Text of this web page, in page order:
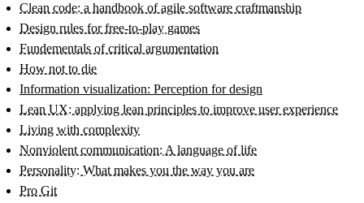
Clean code: a handbook of agile software craftmanship
Design rules for free-to-play games
Fundementals of critical argumentation
How not to die
Information visualization: Perception for design
Lean UX: applying lean principles to improve user experience
Living with complexity
Nonviolent communication: A language of life
Personality: What makes you the way you are
Pro Git